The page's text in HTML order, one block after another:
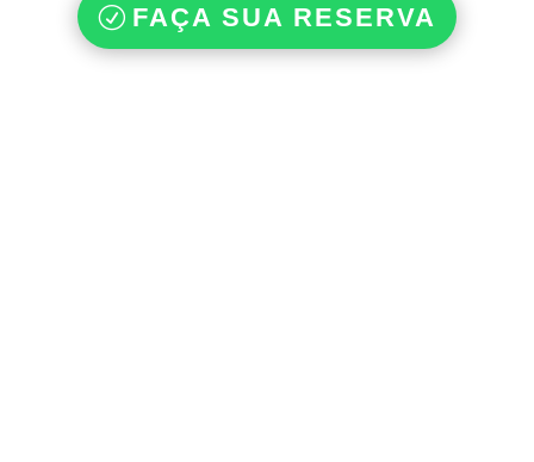
FAÇA SUA RESERVA